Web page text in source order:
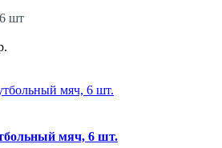
6 шт
мяч, 6 шт.